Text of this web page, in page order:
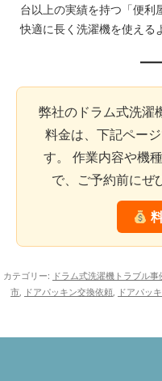
台以上の実績を持つ「便利
快適に長く洗濯機を使える
弊社のドラム式洗濯
料金は、下記ペー
す。 作業内容や機
で、ご予約前にぜ
カテゴリー: ドラム式洗濯機トラブル事
市, ドアパッキン交換依頼, ドアパッ